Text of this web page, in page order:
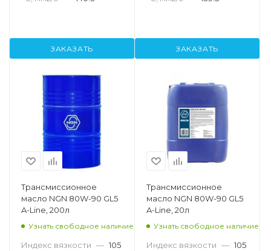
ЗАКАЗАТЬ ЗАКАЗАТЬ
Трансмиссионное
масло NGN 80W-90 GL5
A-Line, 200л
Узнать свободное наличие
Индекс вязкости — 105
Трансмиссионное
масло NGN 80W-90 GL5
A-Line, 20л
Узнать свободное наличие
Индекс вязкости — 105